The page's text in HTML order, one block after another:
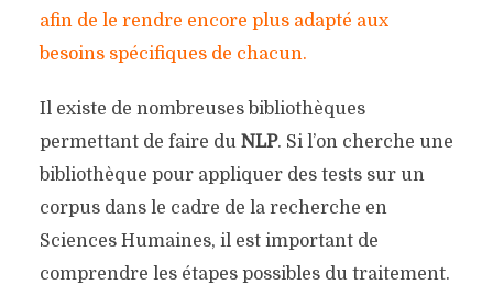
afin de le rendre encore plus adapté aux
besoins spécifiques de chacun.
Il existe de nombreuses bibliothèques
permettant de faire du NLP. Si l’on cherche une
bibliothèque pour appliquer des tests sur un
corpus dans le cadre de la recherche en
Sciences Humaines, il est important de
comprendre les étapes possibles du traitement.